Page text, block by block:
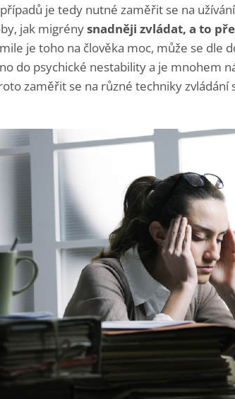
je tedy nutné zaměřit se na
jak migrénysnadněji zvládat, a to
je toho na člověka moc, může se dle
do psychické nestability a je mnohem
zaměřit se na různé techniky zvládání